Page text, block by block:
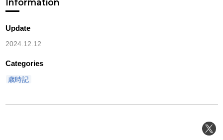
Information
Update
2024.12.12
Categories
歳時記